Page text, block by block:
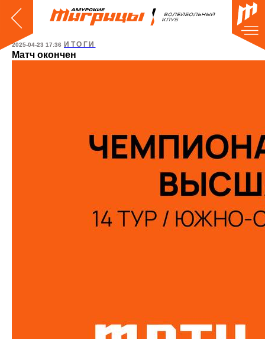
2025-04-23 17:36 ИТОГИ
Матч окончен